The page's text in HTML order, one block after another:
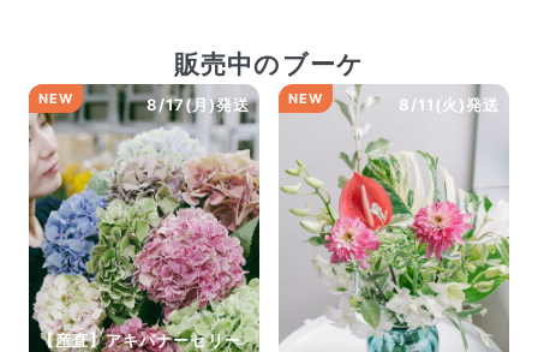
販売中のブーケ
8/17(月)発送
NEW
【産直】アキバナーセリー
8/11(火)発送
NEW